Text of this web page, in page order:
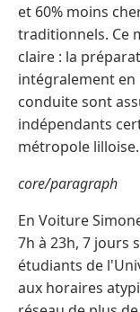
et 60% moins
traditionnels. Ce
claire : la
intégralement en
conduite sont
indépendants
métropole lilloise.
core/paragraph
En Voiture
7h à 23h, 7 jours
étudiants de
aux horaires